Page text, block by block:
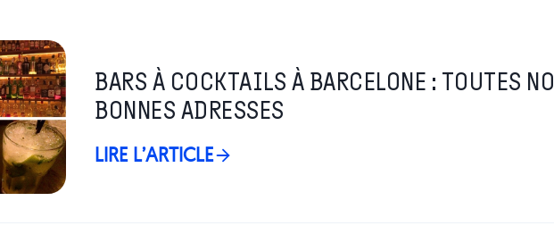
BARS À COCKTAILS À BARCELONE : TOUTES
BONNES ADRESSES
LIRE L’ARTICLE